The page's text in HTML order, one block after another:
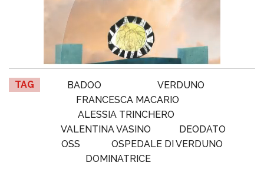
TAG BADOO
VERDUNO
FRANCESCA MACARIO
ALESSIA TRINCHERO
VALENTINA VASINO
DEODATO
OSS
OSPEDALE DI VERDUNO
DOMINATRICE